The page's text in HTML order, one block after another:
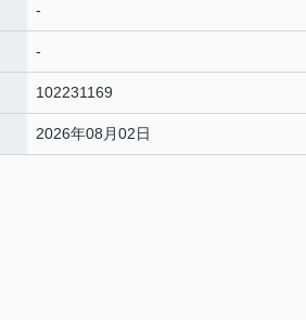
-
-
102231169
2026年08月02日